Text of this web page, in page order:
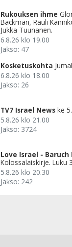
Rukouksen ihme
Backman, Rauli
Jukka Tuunanen.
6.8.26 klo 19.00
Jakso: 47
Kosketuskohta
6.8.26 klo 18.00
Jakso: 26
TV7 Israel News ke
5.8.26 klo 21.00
Jakso: 3724
Love Israel - Baruch
Kolossalaiskirje. Luku
5.8.26 klo 20.30
Jakso: 242